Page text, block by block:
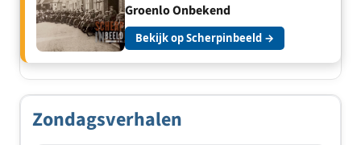
Groenlo Onbekend
Bekijk op Scherpinbeeld →
Zondagsverhalen